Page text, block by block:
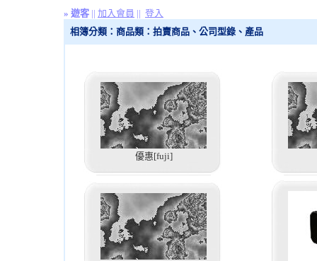
» 遊客 || 加入會員 || 登入
相簿分類：商品類：拍賣商品、公司型錄、產品
優惠[fuji]